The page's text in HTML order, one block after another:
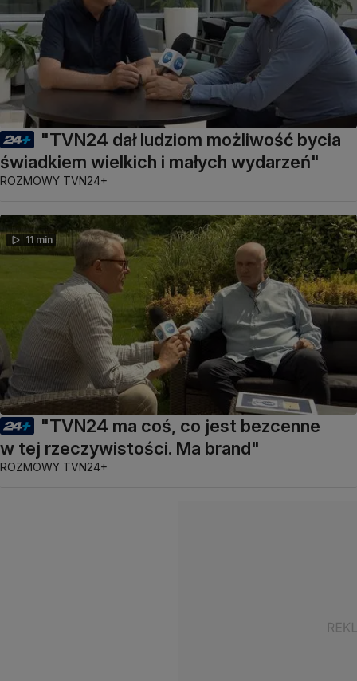
"TVN24 dał ludziom możliwość bycia
świadkiem wielkich i małych wydarzeń"
ROZMOWY TVN24+
11 min
"TVN24 ma coś, co jest bezcenne
w tej rzeczywistości. Ma brand"
ROZMOWY TVN24+